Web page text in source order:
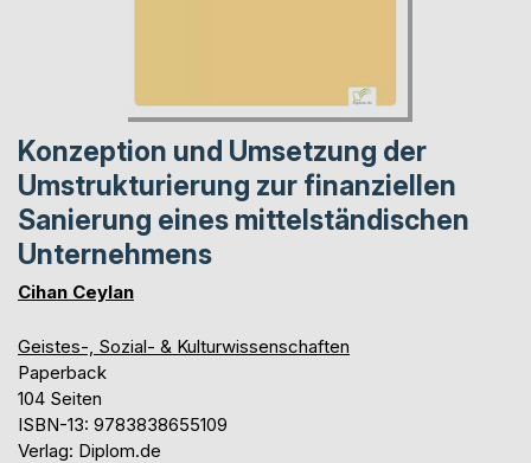
Konzeption und Umsetzung der
Umstrukturierung zur finanziellen
Sanierung eines mittelständischen
Unternehmens
Cihan Ceylan
Geistes-, Sozial- & Kulturwissenschaften
Paperback
104 Seiten
ISBN-13: 9783838655109
Verlag: Diplom.de